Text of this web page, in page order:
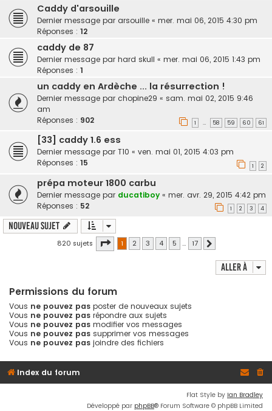
Caddy d'arsouille
Dernier message par arsouille « mer. mai 06, 2015 4:30 pm
Réponses : 12
caddy de 87
Dernier message par hard skull « mer. mai 06, 2015 1:43 pm
Réponses : 1
un caddy en Ardèche ... la résurrection !
Dernier message par chopine29 « sam. mai 02, 2015 9:46
am
Réponses : 902 1 … 58 59 60 61
[33] caddy 1.6 ess
Dernier message par T10 « ven. mai 01, 2015 4:03 pm
Réponses : 15 1 2
prépa moteur 1800 carbu
Dernier message par ducatiboy « mer. avr. 29, 2015 4:42 pm
Réponses : 52 1 2 3 4
Nouveau sujet
820 sujets Page 1sur17
1 2 3 4 5 … 17
Aller à
Permissions du forum
Vous ne pouvez pas poster de nouveaux sujets
Vous ne pouvez pas répondre aux sujets
Vous ne pouvez pas modifier vos messages
Vous ne pouvez pas supprimer vos messages
Vous ne pouvez pas joindre des fichiers
Index du forum
Flat Style by Ian Bradley
Développé par phpBB® Forum Software © phpBB Limited